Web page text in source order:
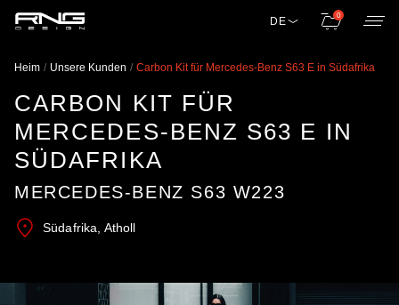
DE 0
Heim Unsere Kunden Carbon Kit für Mercedes-Benz S63 E in Südafrika
CARBON KIT FÜR
MERCEDES-BENZ S63 E IN
SÜDAFRIKA
MERCEDES-BENZ S63 W223
Südafrika, Atholl